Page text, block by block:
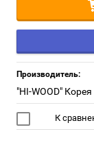
Производитель:
"HI-WOOD" Корея
К